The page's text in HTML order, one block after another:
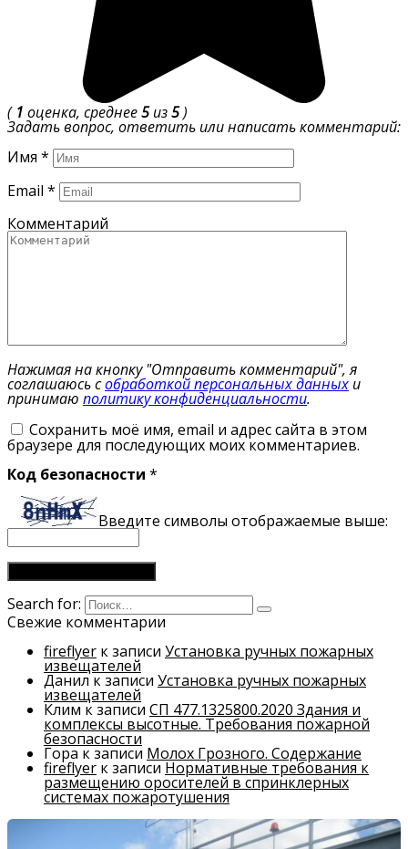
( 1 оценка, среднее5из5)
Задать вопрос, ответить или написать комментарий:
Имя *
Email *
Комментарий
Нажимая на кнопку "Отправить комментарий", я
соглашаюсь собработкой персональных данных и
принимаю политику конфиденциальности.
Сохранить моё имя, email и адрес сайта в этом
браузере для последующих моих комментариев.
Код безопасности *
Введите символы отображаемые выше:
Search for:
Свежие комментарии
fireflyer к записи Установка ручных пожарных
извещателей
Данилк записи Установка ручных пожарных
извещателей
Клим к записи СП 477.1325800.2020 Здания и
комплексы высотные. Требования пожарной
безопасности
Гора к записи Молох Грозного. Содержание
fireflyer к записи Нормативные требования к
размещению оросителей в спринклерных
системах пожаротушения